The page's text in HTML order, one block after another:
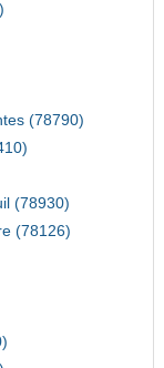
(78790)
(78930)
(78126)